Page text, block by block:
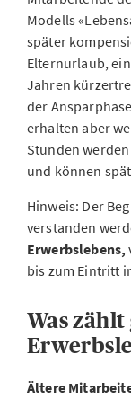
Modells
später
Elternurlaub,
Jahren
der
erhalten aber
Stunden
und können
Hinweis: Der
verstanden
Erwerbslebens,
bis zum Eintritt
Was zählt
Ältere